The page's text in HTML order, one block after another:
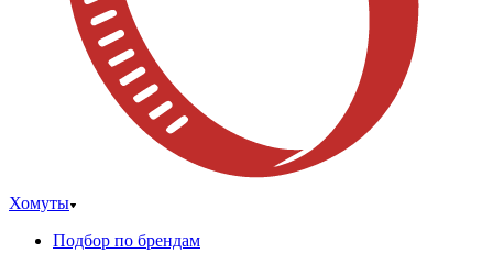
Хомуты
Подбор по брендам